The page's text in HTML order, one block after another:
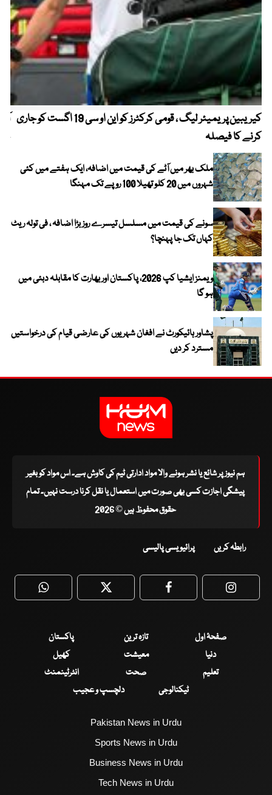
کیریبین پریمیئر لیگ ، قومی کرکٹرز کو این او سی 19 اگست کو جاری
کرنے کا فیصلہ
ملک بھر میں آٹے کی قیمت میں اضافہ، ایک ہفتے میں کئی
شہروں میں 20 کلو تھیلا 100 روپے تک مہنگا
سونے کی قیمت میں مسلسل تیسرے روز بڑا اضافہ ، فی تولہ ریٹ
کہاں تک جا پہنچا؟
ویمنز ایشیا کپ 2026، پاکستان اور بھارت کا مقابلہ دبئی میں
ہو گا
پشاور ہائیکورٹ نے افغان شہریوں کی عارضی قیام کی درخواستیں
مسترد کر دیں
ہم نیوز پر شائع یا نشر ہونے والا مواد ادارتی ٹیم کی کاوش ہے۔ اس مواد کو بغیر
پیشگی اجازت کسی بھی صورت میں استعمال یا نقل کرنا درست نہیں۔ تمام
حقوق محفوظ ہیں © 2026
رابطہ کریں پرائیویسی پالیسی
WhatsApp Twitter Facebook
صفحۂ اول تازہ ترین
پاکستان
دنیا
معیشت
کھیل
تعلیم
صحت
انٹرٹینمنٹ
ٹیکنالوجی
دلچسپ و عجیب
Pakistan News in Urdu
Sports News in Urdu
Business News in Urdu
Tech News in Urdu